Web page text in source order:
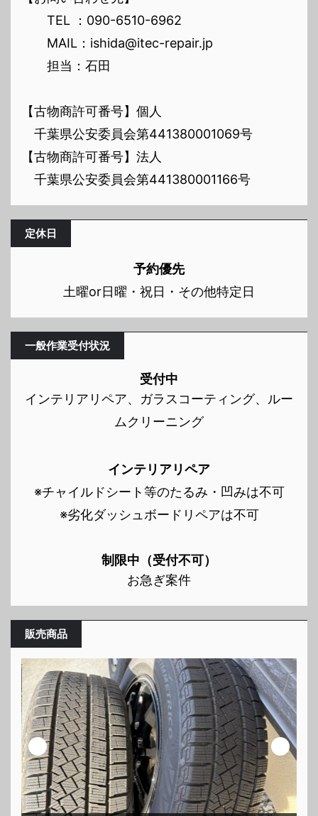
TEL ：090-6510-6962
MAIL：ishida@itec-repair.jp
担当：石田
【古物商許可番号】個人
千葉県公安委員会第441380001069号
【古物商許可番号】法人
千葉県公安委員会第441380001166号
定休日
予約優先
土曜or日曜・祝日・その他特定日
一般作業受付状況
受付中
インテリアリペア、ガラスコーティング、ルー
ムクリーニング
インテリアリペア
※チャイルドシート等のたるみ・凹みは不可
※劣化ダッシュボードリペアは不可
制限中（受付不可）
お急ぎ案件
販売商品